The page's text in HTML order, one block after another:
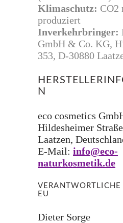
Klimaschutz: CO2
produziert
Inverkehrbringer:
GmbH & Co. KG,
353, D-30880
N
eco cosmetics
Hildesheimer
Laatzen,
E-Mail: info@eco-
naturkosmetik.de
VERANTWORTLICHE
EU
Dieter Sorge